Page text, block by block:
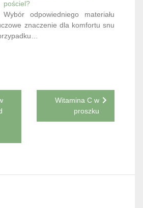
pościel?
Wybór odpowiedniego materiału
znaczenie dla komfortu snu
Witamina C w
proszku